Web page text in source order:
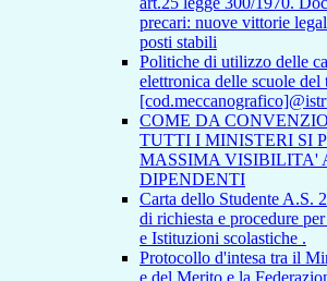
precari: nuove vittorie
posti stabili
Politiche di utilizzo delle
elettronica delle scuole del
COME DA
TUTTI I MINISTERI SI
MASSIMA VISIBILITA'
DIPENDENTI
Carta dello Studente A.S.
di richiesta e procedure
e Istituzioni scolastiche .
Protocollo d'intesa tra il